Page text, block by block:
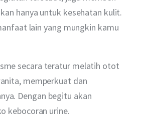
hanya untuk kesehatan kulit.
lain yang mungkin kamu
secara teratur melatih otot
memperkuat dan
Dengan begitu akan
kebocoran urine.